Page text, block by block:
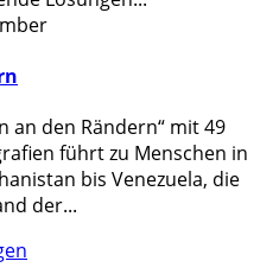
an den Rändern“ mit 49
führt zu Menschen in
bis Venezuela, die
der...